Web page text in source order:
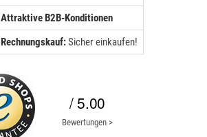
Attraktive B2B-Konditionen
Rechnungskauf:Sicher einkaufen!
/ 5.00
Bewertungen >